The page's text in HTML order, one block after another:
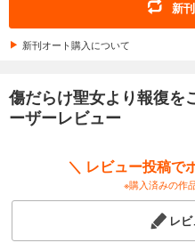
円 (税込)
傷だらけ聖女より
あらすじを表示する
傷だらけ聖女より
新
新刊オート購入について
傷だらけ聖女より報復
ーザーレビュー
＼ レビュー投稿で
※購入済みの作
レ